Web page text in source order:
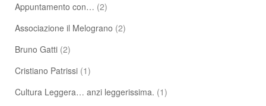
Appuntamento con… (2)
Associazione il Melograno (2)
Bruno Gatti (2)
Cristiano Patrissi (1)
Cultura Leggera… anzi leggerissima. (1)